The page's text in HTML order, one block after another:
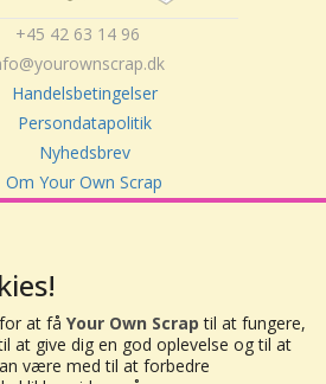
42 63 14 96
Handelsbetingelser
Persondatapolitik
Nyhedsbrev
Om Your Own Scrap
Your Own Scrap
CVR: 30416082
Hovedgade 20
4000 Roskilde
at få Your Own Scrap til at fungere,
at give dig en god oplevelse og til at
være med til at forbedre